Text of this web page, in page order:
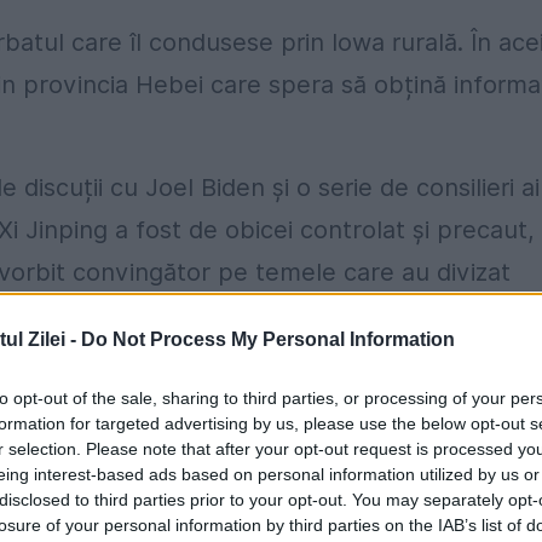
Zilei - Do Not Process My Personal Information
opt-out of the sale, sharing to third parties, or processing of your
for targeted advertising by us, please use the below opt-out
selection. Please note that after your opt-out request is processed
interest-based ads based on personal information utilized by us
to third parties prior to your opt-out. You may separately
of your personal information by third parties on the IAB’s list of
care îl condusese prin Iowa rurală. În acei
provincia Hebei care spera să obțină
cu Joel Biden și o serie de consilieri ai
Jinping a fost de obicei controlat și precaut,
convingător pe temele care au divizat
când subiectul a trecut la conflictul
Nimic din ceea ce au văzut americanii
Jinping. Un lider chinez cu control asupra